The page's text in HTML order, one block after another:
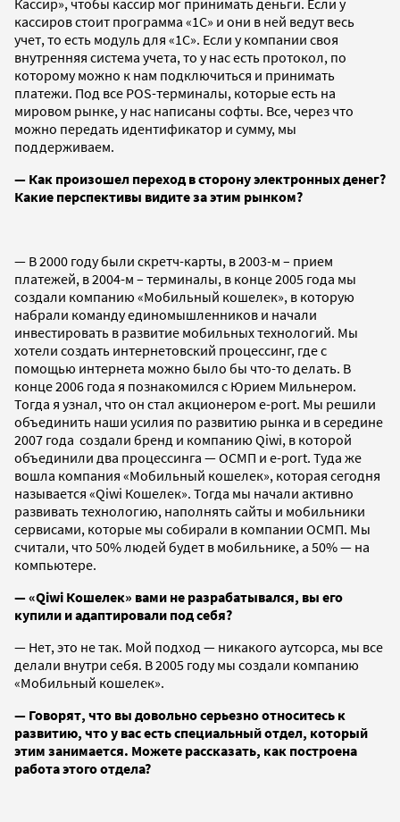
кассиров стоит программа «1С» и они в ней ведут весь
учет, то есть модуль для «1С». Если у компании своя
внутренняя система учета, то у нас есть протокол, по
которому можно к нам подключиться и принимать
платежи. Под все POS-терминалы, которые есть на
мировом рынке, у нас написаны софты. Все, через что
можно передать идентификатор и сумму, мы
поддерживаем.
— Как произошел переход в сторону электронных денег?
Какие перспективы видите за этим рынком?
— В 2000 году были скретч-карты, в 2003-м – прием
платежей, в 2004-м – терминалы, в конце 2005 года мы
создали компанию «Мобильный кошелек», в которую
набрали команду единомышленников и начали
инвестировать в развитие мобильных технологий. Мы
хотели создать интернетовский процессинг, где с
помощью интернета можно было бы что-то делать. В
конце 2006 года я познакомился с Юрием Мильнером.
Тогда я узнал, что он стал акционером e-port. Мы решили
объединить наши усилия по развитию рынка и в середине
2007 года создали бренд и компанию Qiwi, в которой
объединили два процессинга — ОСМП и e-port. Туда же
вошла компания «Мобильный кошелек», которая сегодня
называется «Qiwi Кошелек». Тогда мы начали активно
развивать технологию, наполнять сайты и мобильники
сервисами, которые мы собирали в компании ОСМП. Мы
считали, что 50% людей будет в мобильнике, а 50% — на
компьютере.
—«Qiwi Кошелек» вами не разрабатывался, вы его
купили и адаптировали под себя?
— Нет, это не так. Мой подход — никакого аутсорса, мы все
делали внутри себя. В 2005 году мы создали компанию
«Мобильный кошелек».
— Говорят, что вы довольно серьезно относитесь к
развитию, что у вас есть специальный отдел, который
этим занимается. Можете рассказать, как построена
работа этого отдела?